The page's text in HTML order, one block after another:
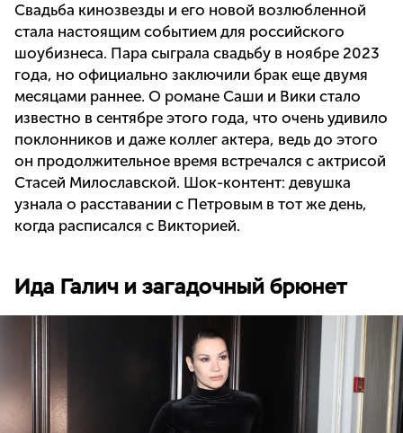
Свадьба кинозвезды и его новой возлюбленной
стала настоящим событием для российского
шоубизнеса. Пара сыграла свадьбу в ноябре 2023
года, но официально заключили брак еще двумя
месяцами раннее. О романе Саши и Вики стало
известно в сентябре этого года, что очень удивило
поклонников и даже коллег актера, ведь до этого
он продолжительное время встречался с актрисой
Стасей Милославской. Шок-контент: девушка
узнала о расставании с Петровым в тот же день,
когда расписался с Викторией.
Ида Галич и загадочный брюнет